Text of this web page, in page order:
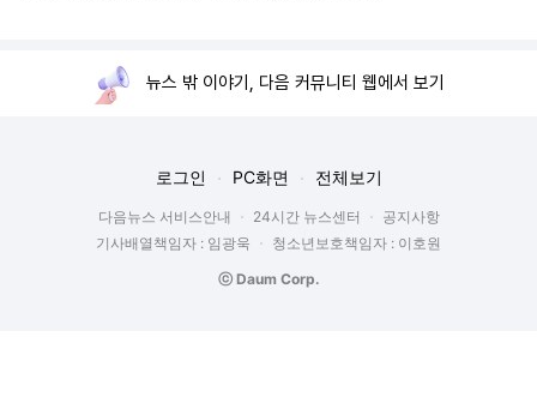
뉴스 밖 이야기, 다음 커뮤니티 웹에서 보기
로그인 PC화면 전체보기
다음뉴스 서비스안내 24시간 뉴스센터
공지사항
기사배열책임자 : 임광욱
청소년보호책임자 : 이호원
ⓒ Daum Corp.